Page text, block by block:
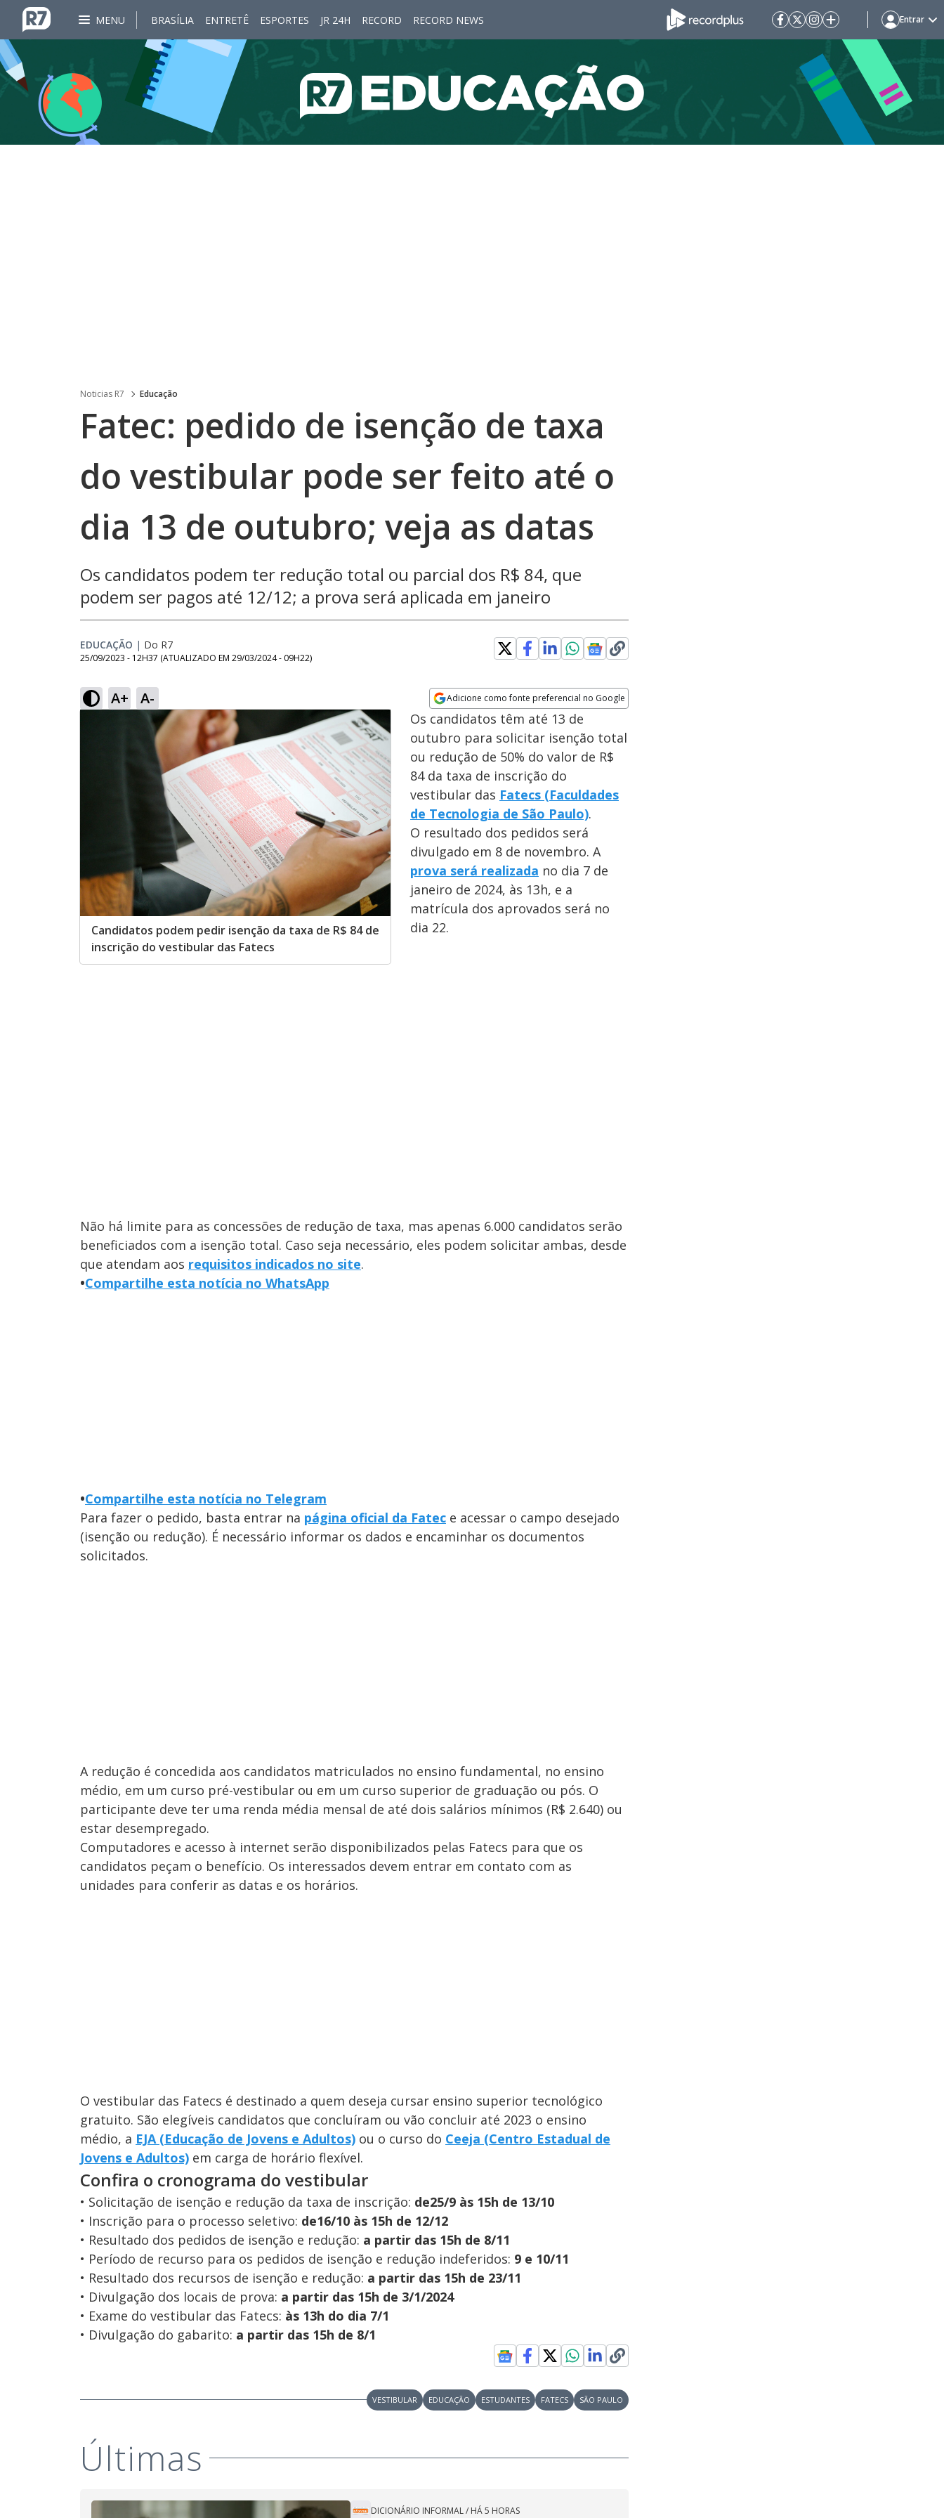
MENU BRASÍLIA ENTRETÊ ESPORTES JR 24H RECORD RECORD NEWS Entrar
Noticias R7 Educação
Fatec: pedido de isenção de taxa
do vestibular pode ser feito até o
dia 13 de outubro; veja as datas
Os candidatos podem ter redução total ou parcial dos R$ 84, que
podem ser pagos até 12/12; a prova será aplicada em janeiro
EDUCAÇÃO | Do R7
25/09/2023 - 12H37 (ATUALIZADO EM 29/03/2024 - 09H22)
A+ A- Adicione como fonte preferencial no Google
Opens in new window
Candidatos podem pedir isenção da taxa de R$ 84 de
inscrição do vestibular das Fatecs
Os candidatos têm até 13 de
outubro para solicitar isenção total
ou redução de 50% do valor de R$
84 da taxa de inscrição do
vestibular das Fatecs (Faculdades
de Tecnologia de São Paulo).
O resultado dos pedidos será
divulgado em 8 de novembro. A
prova será realizada no dia 7 de
janeiro de 2024, às 13h, e a
matrícula dos aprovados será no
dia 22.
Não há limite para as concessões de redução de taxa, mas apenas 6.000 candidatos serão
beneficiados com a isenção total. Caso seja necessário, eles podem solicitar ambas, desde
que atendam aos requisitos indicados no site.
•Compartilhe esta notícia no WhatsApp
•Compartilhe esta notícia no Telegram
Para fazer o pedido, basta entrar na página oficial da Fatec e acessar o campo desejado
(isenção ou redução). É necessário informar os dados e encaminhar os documentos
solicitados.
A redução é concedida aos candidatos matriculados no ensino fundamental, no ensino
médio, em um curso pré-vestibular ou em um curso superior de graduação ou pós. O
participante deve ter uma renda média mensal de até dois salários mínimos (R$ 2.640) ou
estar desempregado.
Computadores e acesso à internet serão disponibilizados pelas Fatecs para que os
candidatos peçam o benefício. Os interessados devem entrar em contato com as
unidades para conferir as datas e os horários.
O vestibular das Fatecs é destinado a quem deseja cursar ensino superior tecnológico
gratuito. São elegíveis candidatos que concluíram ou vão concluir até 2023 o ensino
médio, a EJA (Educação de Jovens e Adultos) ou o curso do Ceeja (Centro Estadual de
Jovens e Adultos) em carga de horário flexível.
Confira o cronograma do vestibular
• Solicitação de isenção e redução da taxa de inscrição: de25/9 às 15h de 13/10
• Inscrição para o processo seletivo: de16/10 às 15h de 12/12
• Resultado dos pedidos de isenção e redução: a partir das 15h de 8/11
• Período de recurso para os pedidos de isenção e redução indeferidos: 9 e 10/11
• Resultado dos recursos de isenção e redução: a partir das 15h de 23/11
• Divulgação dos locais de prova: a partir das 15h de 3/1/2024
• Exame do vestibular das Fatecs: às 13h do dia 7/1
• Divulgação do gabarito: a partir das 15h de 8/1
VESTIBULAR EDUCAÇÃO ESTUDANTES FATECS SÃO PAULO
Últimas
DICIONÁRIO INFORMAL/ HÁ 5 HORAS